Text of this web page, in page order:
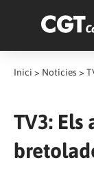
Inici > Notícies >
TV3: Els